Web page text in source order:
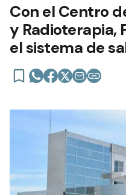
Con el Centro
y Radioterapia,
el sistema de